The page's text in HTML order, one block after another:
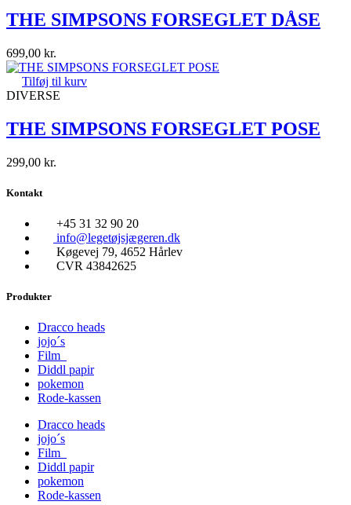
THE SIMPSONS FORSEGLET DÅSE
699,00 kr.
Tilføj til kurv
DIVERSE
THE SIMPSONS FORSEGLET POSE
299,00 kr.
Kontakt
+45 31 32 90 20
info@legetøjsjægeren.dk
Køgevej 79, 4652 Hårlev
CVR 43842625
Produkter
Dracco heads
jojo´s
Film
Diddl papir
pokemon
Rode-kassen
Dracco heads
jojo´s
Film
Diddl papir
pokemon
Rode-kassen